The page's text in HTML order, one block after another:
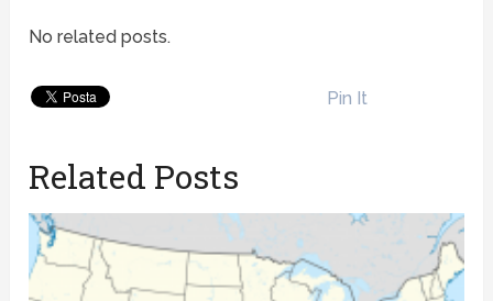
No related posts.
Pin It
Related Posts